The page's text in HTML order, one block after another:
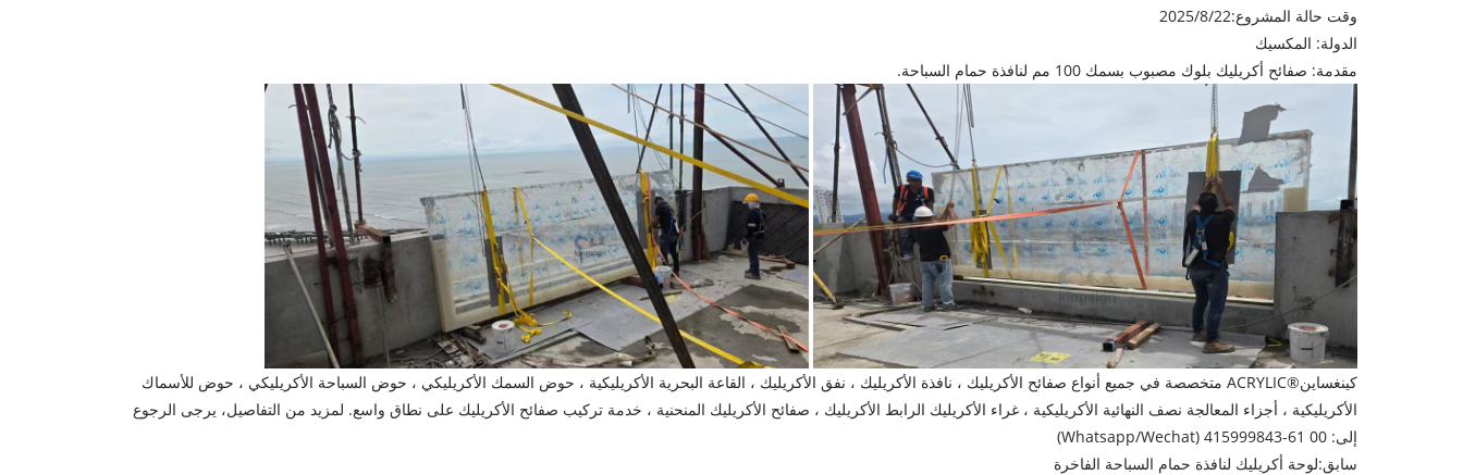
وقت حالة المشروع:2025/8/22
الدولة: المكسيك
مقدمة: صفائح أكريليك بلوك مصبوب بسمك 100 مم لنافذة حمام السباحة.
كينغساين®
ACRYLIC متخصصة في جميع أنواع صفائح الأكريليك ، نافذة الأكريليك ، نفق الأكريليك ، القاعة البحرية الأكريليكية ، حوض السمك الأكريليكي ، حوض السباحة الأكريليكي ، حوض للأسماك
الأكريليكية ، أجزاء المعالجة نصف النهائية الأكريليكية ، غراء الأكريليك الرابط الأكريليك ، صفائح الأكريليك المنحنية ، خدمة تركيب صفائح الأكريليك على نطاق واسع. لمزيد من التفاصيل، يرجى الرجوع
إلى: 00 61-415999843 (Whatsapp/Wechat)
سابق:لوحة أكريليك لنافذة حمام السباحة الفاخرة